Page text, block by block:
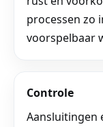
processen zo
voorspelbaar
Controle
Aansluitingen